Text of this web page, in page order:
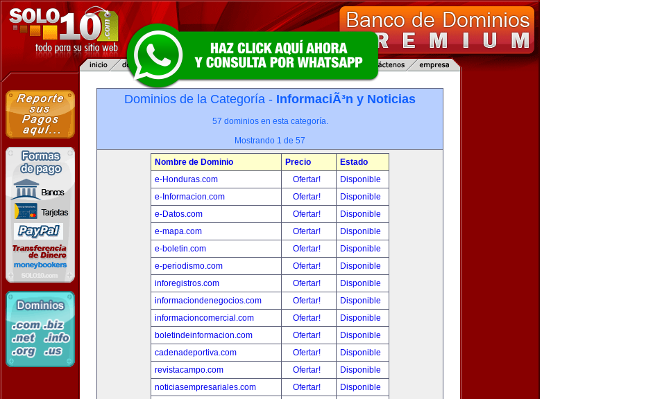
Dominios de la Categoría - InformaciÃ³n y Noticias
57 dominios en esta categoría.
Mostrando 1 de 57
Nombre de Dominio Precio
Estado
e-Honduras.com
Ofertar!
Disponible
e-Informacion.com
Ofertar!
Disponible
e-Datos.com
Ofertar!
Disponible
e-mapa.com
Ofertar!
Disponible
e-boletin.com
Ofertar!
Disponible
e-periodismo.com
Ofertar!
Disponible
inforegistros.com
Ofertar!
Disponible
informaciondenegocios.com
Ofertar!
Disponible
informacioncomercial.com
Ofertar!
Disponible
boletindeinformacion.com
Ofertar!
Disponible
cadenadeportiva.com
Ofertar!
Disponible
revistacampo.com
Ofertar!
Disponible
noticiasempresariales.com
Ofertar!
Disponible